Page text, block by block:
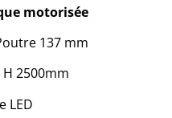
motorisée
137 mm
2500mm
LED